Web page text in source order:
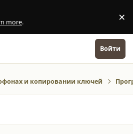
more. ×
Войти
и копировании ключей